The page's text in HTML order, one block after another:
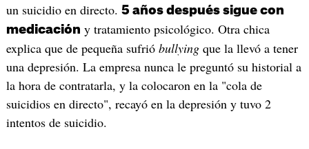
un suicidio en directo. 5 años después sigue con
medicación y tratamiento psicológico. Otra chica
explica que de pequeña sufrió bullyingque la llevó a tener
una depresión. La empresa nunca le preguntó su historial a
la hora de contratarla, y la colocaron en la "cola de
suicidios en directo", recayó en la depresión y tuvo 2
intentos de suicidio.